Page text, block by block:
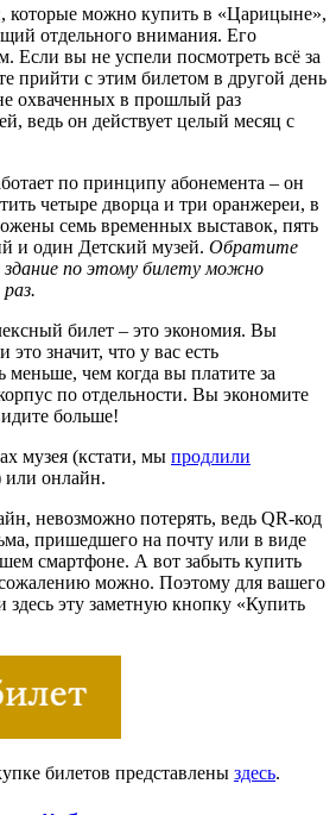
которые можно купить в «Царицыне»,
отдельного внимания. Его
Если вы не успели посмотреть всё за
прийти с этим билетом в другой день
охваченных в прошлый раз
ведь он действует целый месяц с
по принципу абонемента – он
четыре дворца и три оранжереи, в
семь временных выставок, пять
и один Детский музей. Обратите
по этому билету можно
билет – это экономия. Вы
это значит, что у вас есть
меньше, чем когда вы платите за
по отдельности. Вы экономите
больше!
музея (кстати, мы продлили
или онлайн.
невозможно потерять, ведь QR-код
пришедшего на почту или в виде
смартфоне. А вот забыть купить
можно. Поэтому для вашего
здесь эту заметную кнопку «Купить
билетов представлены здесь.